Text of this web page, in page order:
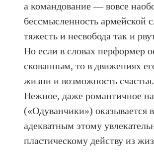
а командование — вовсе
бессмысленность армейской
тяжесть и несвобода так и
Но если в словах перформер
скованным, то в движениях
жизни и возможность счастья.
Нежное, даже романтичное
(«Одуванчики») оказывается
адекватным этому
пластическому действу из